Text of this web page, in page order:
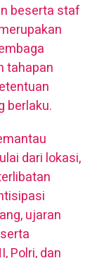
beserta staf
tahapan
berlaku.
dari lokasi,
ujaran
Polri, dan